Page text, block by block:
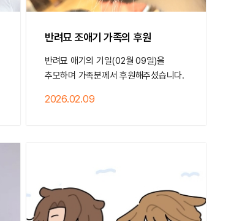
반려묘 조애기 가족의 후원
반려묘 애기의 기일(02월 09일)을
추모하며 가족분께서 후원해주셨습니다.
2026.02.09